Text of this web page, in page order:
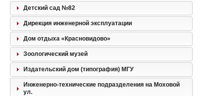
Детский сад №82
Дирекция инженерной эксплуатации
Дом отдыха «Красновидово»
Зоологический музей
Издательский дом (типография) МГУ
Инженерно-технические подразделения на Моховой
ул.